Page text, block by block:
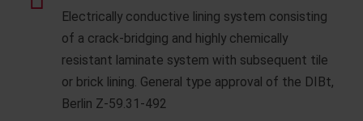
Electrically conductive lining system consisting
of a crack-bridging and highly chemically
resistant laminate system with subsequent tile
or brick lining. General type approval of the DIBt,
Berlin Z-59.31-492